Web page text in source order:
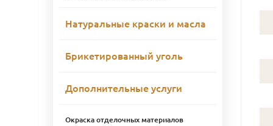
Натуральные краски и масла
Брикетированный уголь
Дополнительные услуги
Окраска отделочных материалов